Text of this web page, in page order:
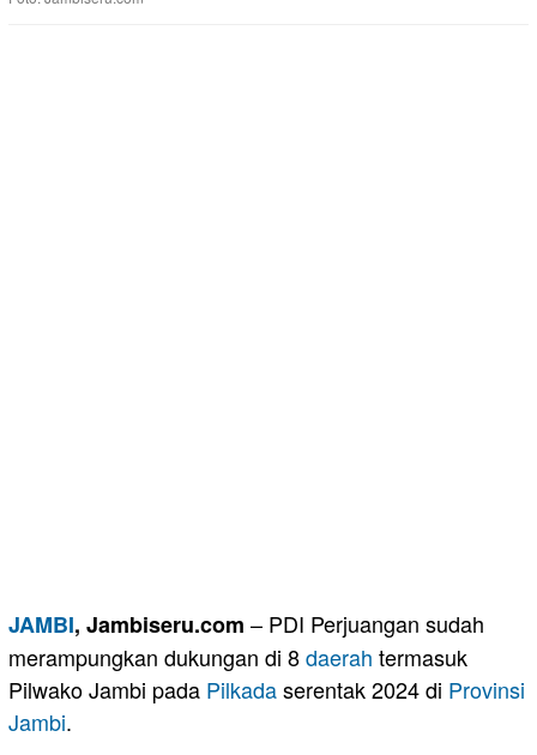
JAMBI, Jambiseru.com – PDI Perjuangan sudah
merampungkan dukungan di 8daerah termasuk
Pilwako Jambi pada Pilkadaserentak 2024 di Provinsi
Jambi.